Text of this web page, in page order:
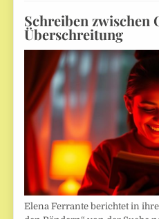
Schreiben zwischen
Überschreitung
Elena Ferrante berichtet in